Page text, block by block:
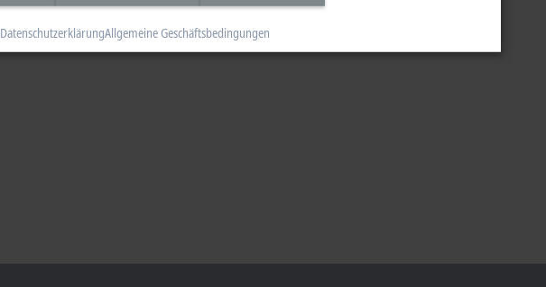
DatenschutzerklärungAllgemeine Geschäftsbedingungen